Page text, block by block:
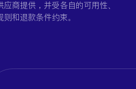
商提供，并受各自的可用性、
和退款条件约束。